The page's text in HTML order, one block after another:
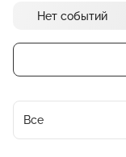
Нет событий
Все